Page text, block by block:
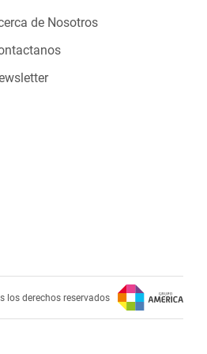
de Nosotros
los derechos reservados